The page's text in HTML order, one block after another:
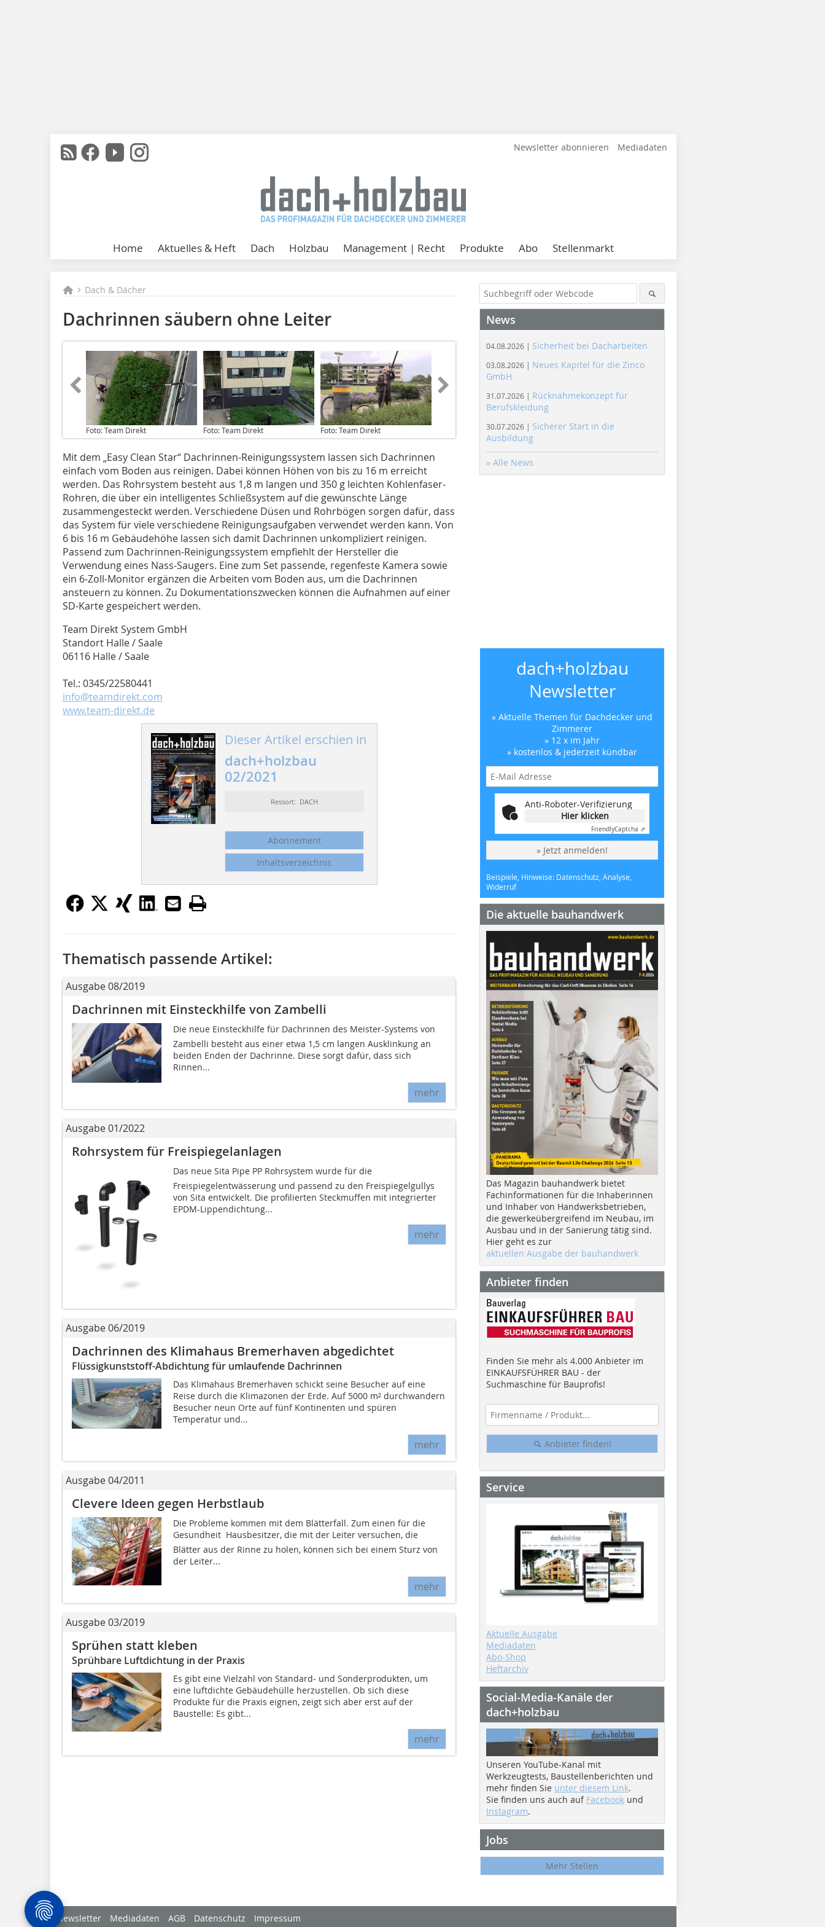
Newsletter abonnieren Mediadaten
Home Aktuelles & Heft Dach Holzbau Management | Recht Produkte Abo Stellenmarkt
Dach & Dächer
Dachrinnen säubern ohne Leiter
Foto: Team Direkt Foto: Team Direkt Foto: Team Direkt
Mit dem „Easy Clean Star“ Dachrinnen-Reinigungssystem lassen sich Dachrinnen
einfach vom Boden aus reinigen. Dabei können Höhen von bis zu 16 m erreicht
werden. Das Rohrsystem besteht aus 1,8 m langen und 350 g leichten Kohlenfas­er-
Rohren, die über ein intelligentes Schließsystem auf die gewünschte Länge
zusammengesteckt werden. Verschiedene Düsen und Rohrbögen sorgen dafür, dass
das System für viele verschiedene Reinigungsaufgaben verwendet werden kann. Von
6 bis 16 m Gebäudehöhe lassen sich damit Dachrinnen unkompliziert reinigen.
Passend zum Dachrinnen-Reinigungssystem empfiehlt der Hersteller die
Verwendung eines Nass-Saugers. Eine zum Set passende, regenfeste Kamera sowie
ein 6-Zoll-Monitor ergänzen die Arbeiten vom Boden aus, um die Dachrinnen
ansteuern zu können. Zu Dokumentationszwecken können die Aufnahmen auf einer
SD-Karte gespeichert werden.
Team Direkt System GmbH
Standort Halle / Saale
06116 Halle / Saale
Tel.: 0345/22580441
info@teamdirekt.com
www.team-direkt.de
Dieser Artikel erschien in
dach+holzbau
02/2021
Ressort: DACH
Abonnement
Inhaltsverzeichnis
Thematisch passende Artikel:
Ausgabe 08/2019
Dachrinnen mit Einsteckhilfe von Zambelli
Die neue Einsteckhilfe für Dachrinnen des Meister-Systems von
Zambelli besteht aus einer etwa 1,5 cm langen Ausklinkung an
beiden Enden der Dachrinne. Diese sorgt dafür, dass sich
Rinnen...
mehr
Ausgabe 01/2022
Rohrsystem für Freispiegelanlagen
Das neue Sita Pipe PP Rohrsystem wurde für die
Freispiegelentwässerung und passend zu den Freispiegelgullys
von Sita entwickelt. Die profilierten Steckmuffen mit integrierter
EPDM-Lippendichtung...
mehr
Ausgabe 06/2019
Dachrinnen des Klimahaus Bremerhaven abgedichtet
Flüssigkunststoff-Abdichtung für umlaufende Dachrinnen
Das Klimahaus Bremerhaven schickt seine Besucher auf eine
Reise durch die ­Klimazonen der Erde. Auf 5000 m² durchwandern
Besucher neun Orte auf fünf Kontinenten und spüren
Temperatur und...
mehr
Ausgabe 04/2011
Clevere Ideen gegen Herbstlaub
Die Probleme kommen mit dem Blätterfall. Zum einen für die
Gesundheit  Hausbesitzer, die mit der Leiter versuchen, die
Blätter aus der Rinne zu holen, können sich bei einem Sturz von
der Leiter...
mehr
Ausgabe 03/2019
Sprühen statt kleben
Sprühbare Luftdichtung in der Praxis
Es gibt eine Vielzahl von Standard- und Sonderprodukten, um
eine luftdichte Gebäudehülle herzustellen. Ob sich diese
Produkte für die Praxis eignen, zeigt sich aber erst auf der
Baustelle: Es gibt...
mehr
News
04.08.2026 | Sicherheit bei Dacharbeiten
03.08.2026 | Neues Kapitel für die Zinco
GmbH
31.07.2026 | Rücknahmekonzept für
Berufskleidung
30.07.2026 | Sicherer Start in die
Ausbildung
» Alle News
dach+holzbau
Newsletter
» Aktuelle Themen für Dachdecker und
Zimmerer
» 12 x im Jahr
» kostenlos & jederzeit kündbar
Anti-Roboter-Verifizierung
Hier klicken
FriendlyCaptcha ⇗
» Jetzt anmelden!
Beispiele, Hinweise: Datenschutz, Analyse,
Widerruf
Die aktuelle bauhandwerk
Das Magazin bauhandwerk bietet
Fachinformationen für die Inhaberinnen
und Inhaber von Handwerksbetrieben,
die gewerkeübergreifend im Neubau, im
Ausbau und in der Sanierung tätig sind.
Hier geht es zur
aktuellen Ausgabe der bauhandwerk
Anbieter finden
Finden Sie mehr als 4.000 Anbieter im
EINKAUFSFÜHRER BAU - der
Suchmaschine für Bauprofis!
Anbieter finden!
Service
Aktuelle Ausgabe
Mediadaten
Abo-Shop
Heftarchiv
Social-Media-Kanäle der
dach+holzbau
Unseren YouTube-Kanal mit
Werkzeugtests, Baustellenberichten und
mehr finden Sie unter diesem Link.
Sie finden uns auch auf Facebook und
Instagram.
Jobs
Mehr Stellen
Newsletter Mediadaten AGB Datenschutz Impressum